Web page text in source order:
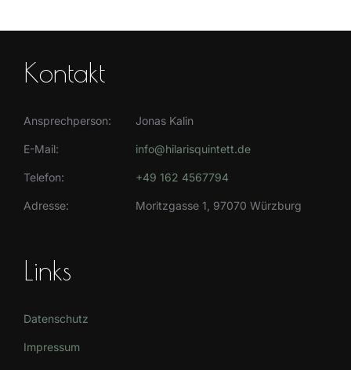
Kontakt
Ansprechperson: Jonas Kalin
E-Mail: info@hilarisquintett.de
Telefon: +49 162 4567794
Adresse: Moritzgasse 1, 97070 Würzburg
Links
Datenschutz
Impressum